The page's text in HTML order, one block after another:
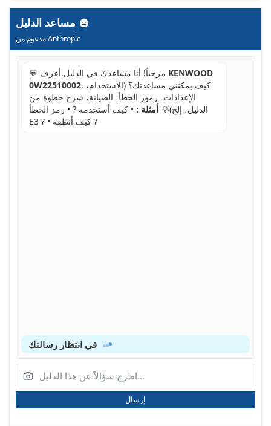
مدعوم من Anthropic
💬 مرحباً! أنا مساعدك في الدليل.أعرف KENWOOD
0W22510002. كيف يمكنني مساعدتك؟ (الاستخدام،
الإعدادات، رموز الخطأ، الصيانة، شرح خطوة من
الدليل، إلخ)💡 أمثلة : • كيف أستخدمه ? • رمز الخطأ
E3 ? • كيف أنظفه ?
إرسال